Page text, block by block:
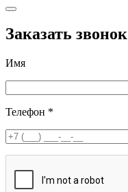
Заказать звонок
Имя
Телефон *